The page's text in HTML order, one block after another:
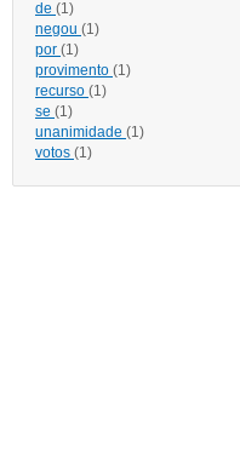
de (1)
negou (1)
por (1)
provimento (1)
recurso (1)
se (1)
unanimidade (1)
votos (1)